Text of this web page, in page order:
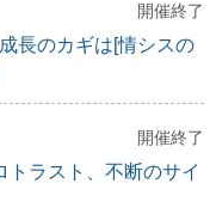
開催終了
長のカギは[情シスの
開催終了
トラスト、不断のサイ